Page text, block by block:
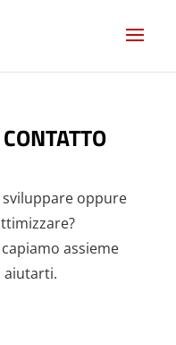
oppure
assieme
aiutarti.